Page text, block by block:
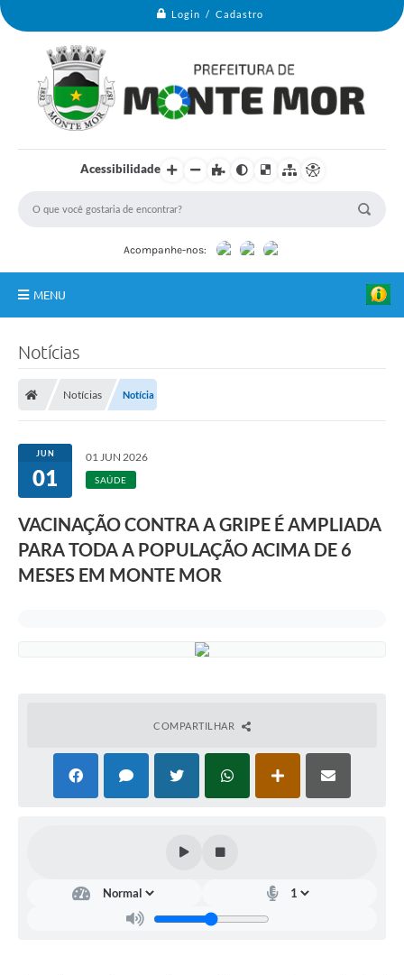
Login / Cadastro
Acessibilidade
Acompanhe-nos:
MENU
Portal do Cidadão
Links Úteis
A Prefeitura
Ouvidoria
Carta de Serviços
Notícias
Notícias Notícia
JUN
01
01 JUN 2026
SAÚDE
VACINAÇÃO CONTRA A GRIPE É AMPLIADA
PARA TODA A POPULAÇÃO ACIMA DE 6
MESES EM MONTE MOR
COMPARTILHAR